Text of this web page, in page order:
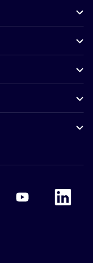
Accor Youtube
Accor